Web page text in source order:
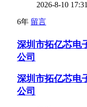
2026-8-10
6年 留言
深圳市拓亿芯电
公司
深圳市拓亿芯电
公司